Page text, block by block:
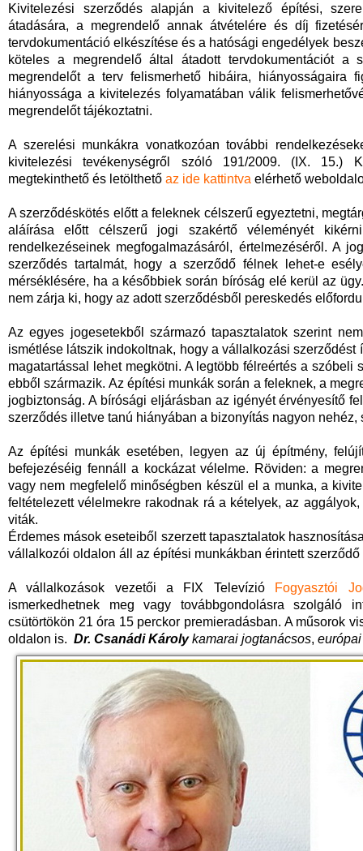
Kivitelezési szerződés alapján a kivitelező építési,
átadására, a megrendelő annak átvételére és díj
tervdokumentáció elkészítése és a hatósági engedélyek
köteles a megrendelő által átadott tervdokumentációt a
megrendelőt a terv felismerhető hibáira, hiányosságaira
hiányossága a kivitelezés folyamatában válik
megrendelőt tájékoztatni.
A szerelési munkákra vonatkozóan további
kivitelezési tevékenységről szóló 191/2009. (IX. 15.)
megtekinthető és letölthető az ide kattintva elérhető
A szerződéskötés előtt a feleknek célszerű egyeztetni,
aláírása előtt célszerű jogi szakértő véleményét
rendelkezéseinek megfogalmazásáról, értelmezéséről. A
szerződés tartalmát, hogy a szerződő félnek lehet-e
mérséklésére, ha a későbbiek során bíróság elé kerül az
nem zárja ki, hogy az adott szerződésből pereskedés
Az egyes jogesetekből származó tapasztalatok szerint
ismétlése látszik indokoltnak, hogy a vállalkozási
magatartással lehet megkötni. A legtöbb félreértés a
ebből származik. Az építési munkák során a feleknek, a
jogbiztonság. A bírósági eljárásban az igényét érvényesítő
szerződés illetve tanú hiányában a bizonyítás nagyon nehéz,
Az építési munkák esetében, legyen az új építmény,
befejezéséig fennáll a kockázat vélelme. Röviden: a
vagy nem megfelelő minőségben készül el a munka, a
feltételezett vélelmekre rakodnak rá a kételyek, az
viták.
Érdemes mások eseteiből szerzett tapasztalatok
vállalkozói oldalon áll az építési munkákban érintett szerződő
A vállalkozások vezetői a FIX Televízió
Fogyasztói
ismerkedhetnek meg vagy továbbgondolásra szolgáló
csütörtökön 21 óra 15 perckor premieradásban. A műsorok
oldalon is. Dr. Csanádi Károly kamarai jogtanácsos,